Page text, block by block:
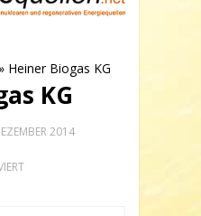
Heiner Biogas KG
KG
2014
FÜR